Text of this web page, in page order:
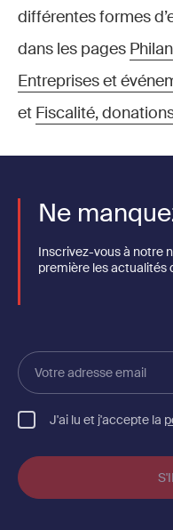
différentes formes
dans les pages
Entreprises et
et Fiscalité,
Ne
Inscrivez-vous à notre
première les actualités
Votre
adresse
email
J'ai lu et j'accepte la